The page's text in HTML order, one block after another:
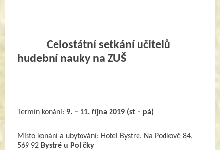
Celostátní setkání učitelů
hudební nauky na ZUŠ
Termín konání: 9. – 11. října 2019 (st – pá)
Místo konání a ubytování: Hotel Bystré, Na Podkově 84,
569 92 Bystré u Poličky